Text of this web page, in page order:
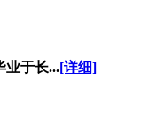
业于长...[详细]